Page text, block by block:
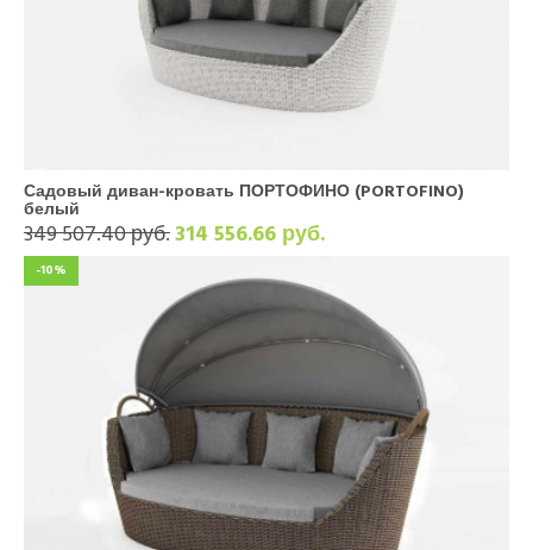
Садовый диван-кровать ПОРТОФИНО (PORTOFINO)
белый
349 507.40 руб.314 556.66 руб.
-10%